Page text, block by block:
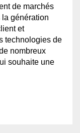
de marchés
la génération
et
technologies de
nombreux
souhaite une